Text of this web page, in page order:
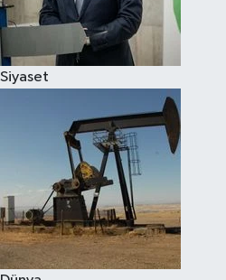
Siyaset
Spor
Çocuk
Eğitim
Hava Durumu
Kadın